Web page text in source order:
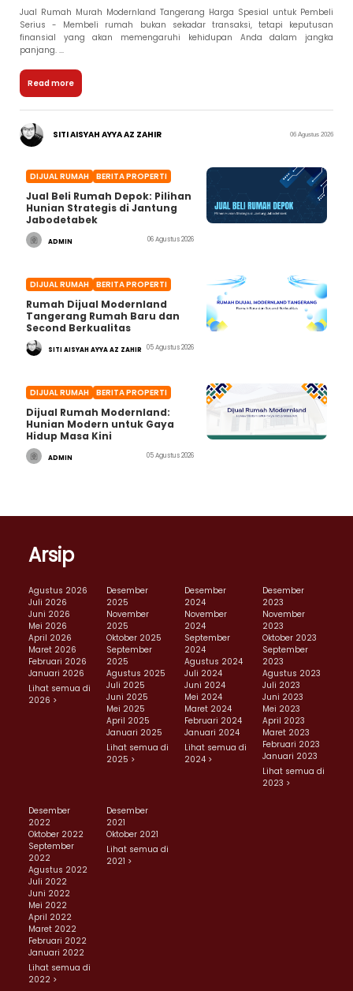
Jual Rumah Murah Modernland Tangerang Harga Spesial untuk Pembeli
Serius - Membeli rumah bukan sekadar transaksi, tetapi keputusan
finansial yang akan memengaruhi kehidupan Anda dalam jangka
panjang. ...
Read more
SITI AISYAH AYYA AZ ZAHIR 06 Agustus 2026
DIJUAL RUMAH BERITA PROPERTI
Jual Beli Rumah Depok: Pilihan
Hunian Strategis di Jantung
Jabodetabek
ADMIN 06 Agustus 2026
DIJUAL RUMAH BERITA PROPERTI
Rumah Dijual Modernland
Tangerang Rumah Baru dan
Second Berkualitas
SITI AISYAH AYYA AZ ZAHIR 05 Agustus 2026
DIJUAL RUMAH BERITA PROPERTI
Dijual Rumah Modernland:
Hunian Modern untuk Gaya
Hidup Masa Kini
ADMIN 05 Agustus 2026
Arsip
Agustus 2026
Juli 2026
Juni 2026
Mei 2026
April 2026
Maret 2026
Februari 2026
Januari 2026
Lihat semua di
2026 >
Desember
2025
November
2025
Oktober 2025
September
2025
Agustus 2025
Juli 2025
Juni 2025
Mei 2025
April 2025
Januari 2025
Lihat semua di
2025 >
Desember
2024
November
2024
September
2024
Agustus 2024
Juli 2024
Juni 2024
Mei 2024
Maret 2024
Februari 2024
Januari 2024
Lihat semua di
2024 >
Desember
2023
November
2023
Oktober 2023
September
2023
Agustus 2023
Juli 2023
Juni 2023
Mei 2023
April 2023
Maret 2023
Februari 2023
Januari 2023
Lihat semua di
2023 >
Desember
2022
Oktober 2022
September
2022
Agustus 2022
Juli 2022
Juni 2022
Mei 2022
April 2022
Maret 2022
Februari 2022
Januari 2022
Lihat semua di
2022 >
Desember
2021
Oktober 2021
Lihat semua di
2021 >